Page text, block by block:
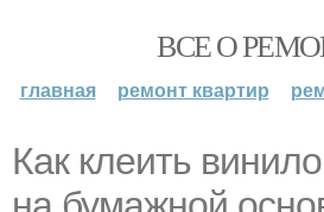
ВСЕ О
главная ремонт квартир
Как клеить